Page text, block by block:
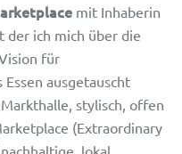
mit Inhaberin
der ich mich über die
für
ausgetauscht
stylisch, offen
(Extraordinary
lokal